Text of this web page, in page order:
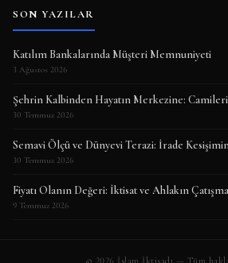
SON YAZILAR
Katılım Bankalarında Müşteri Memnuniyeti
3 Ağustos 2026
Şehrin Kalbinden Hayatın Merkezine:
30 Temmuz 2026
Semavi Ölçü ve Dünyevi Terazi: İrade
30 Temmuz 2026
Fiyatı Olanın Değeri: İktisat ve Ahlakın
9 Temmuz 2026